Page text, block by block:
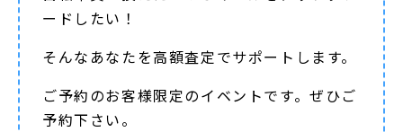
ードしたい！
そんなあなたを高額査定でサポートします。
ご予約のお客様限定のイベントです。ぜひご
予約下さい。